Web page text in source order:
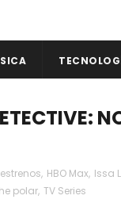
estrenos, HBO Max, Issa
polar, TV Series